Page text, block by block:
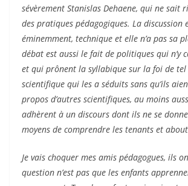
sévèrement Stanislas Dehaene, qui ne sait
des pratiques pédagogiques. La discussion
éminemment, technique et elle n’a pas sa
débat est aussi le fait de politiques qui n’y
et qui prônent la syllabique sur la foi de
scientifique qui les a séduits sans qu’ils
propos d’autres scientifiques, au moins
adhèrent à un discours dont ils ne se
moyens de comprendre les tenants et
Je vais choquer mes amis pédagogues, ils
question n’est pas que les enfants